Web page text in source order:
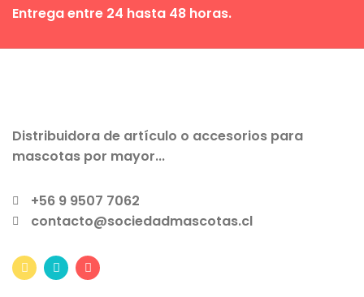
Entrega entre 24 hasta 48 horas.
Distribuidora de artículo o accesorios para
mascotas por mayor...
+56 9 9507 7062
contacto@sociedadmascotas.cl